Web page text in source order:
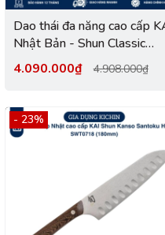
Dao thái đa năng cao cấp
Nhật Bản - Shun Classic
White Santoku thép VG-Max
Damascus 69 lớp
4.090.000₫ 4.908.000₫
- 23%